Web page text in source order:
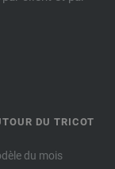
DU TRICOT
du mois